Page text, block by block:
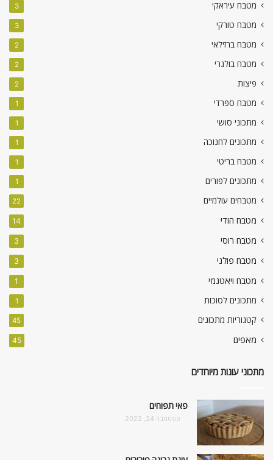
מטבח עיראקי 3
מטבח טורקי 3
מטבח ברזילאי 2
מטבח בולגרי 2
פיצות 2
מטבח ספרדי 1
מתכוני סושי 1
מתכונים לחנוכה 1
מטבח בריטי 1
מתכונים לפורים 1
מטבחים עולמיים 22
מטבח הודי 14
מטבח רוסי 3
מטבח פולני 3
מטבח ויאטנמי 1
מתכונים לסוכות 1
קטגוריות מתכונים 45
מאפים 45
מתכוני עוגות מיוחדים
פאי תפוחים
ספטמבר 24, 2022